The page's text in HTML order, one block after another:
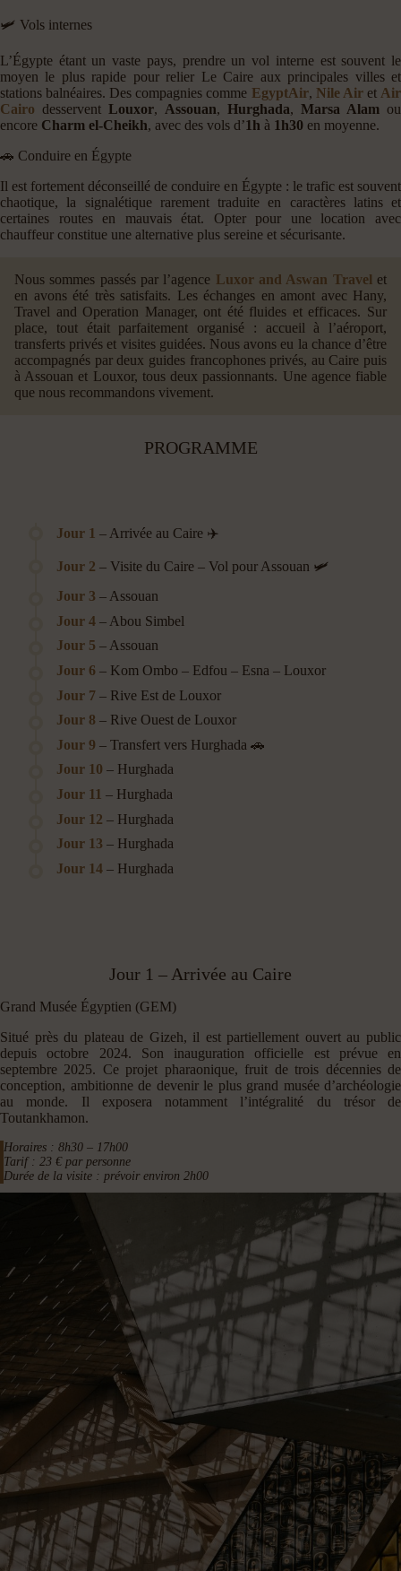
🛩️ Vols internes
L’Égypte étant un vaste pays, prendre un vol interne est souvent le
moyen le plus rapide pour relier Le Caire aux principales villes et
stations balnéaires. Des compagnies comme EgyptAir, Nile Airet Air
Cairo desservent Louxor, Assouan, Hurghada, Marsa Alam ou
encore Charm el-Cheikh, avec des vols d’1h à 1h30 en moyenne.
🚗 Conduire en Égypte
Il est fortement déconseillé de conduire en Égypte : le trafic est souvent
chaotique, la signalétique rarement traduite en caractères latins et
certaines routes en mauvais état. Opter pour une location avec
chauffeur constitue une alternative plus sereine et sécurisante.
Nous sommes passés par l’agence Luxor and Aswan Travel et
en avons été très satisfaits. Les échanges en amont avec Hany,
Travel and Operation Manager, ont été fluides et efficaces. Sur
place, tout était parfaitement organisé : accueil à l’aéroport,
transferts privés et visites guidées. Nous avons eu la chance d’être
accompagnés par deux guides francophones privés, au Caire puis
à Assouan et Louxor, tous deux passionnants. Une agence fiable
que nous recommandons vivement.
PROGRAMME
Jour 1 – Arrivée au Caire ✈️
Jour 2 – Visite du Caire – Vol pour Assouan 🛩️
Jour 3 – Assouan
Jour 4 – Abou Simbel
Jour 5 – Assouan
Jour 6 – Kom Ombo – Edfou – Esna – Louxor
Jour 7 – Rive Est de Louxor
Jour 8 – Rive Ouest de Louxor
Jour 9 – Transfert vers Hurghada 🚗
Jour 10 – Hurghada
Jour 11 – Hurghada
Jour 12 – Hurghada
Jour 13 – Hurghada
Jour 14 – Hurghada
Jour 1 – Arrivée au Caire
Grand Musée Égyptien (GEM)
Situé près du plateau de Gizeh, il est partiellement ouvert au public
depuis octobre 2024. Son inauguration officielle est prévue en
septembre 2025. Ce projet pharaonique, fruit de trois décennies de
conception, ambitionne de devenir le plus grand musée d’archéologie
au monde. Il exposera notamment l’intégralité du trésor de
Toutankhamon.
Horaires : 8h30 – 17h00
Tarif : 23 € par personne
Durée de la visite : prévoir environ 2h00